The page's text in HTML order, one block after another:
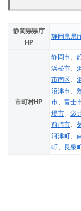
静岡県県庁
HP
静岡県県
市町村HP
静岡市、
浜松市、
市南区、
沼津市、
市、 富士
場市、 袋
前崎市、
河津町、
町、 長泉